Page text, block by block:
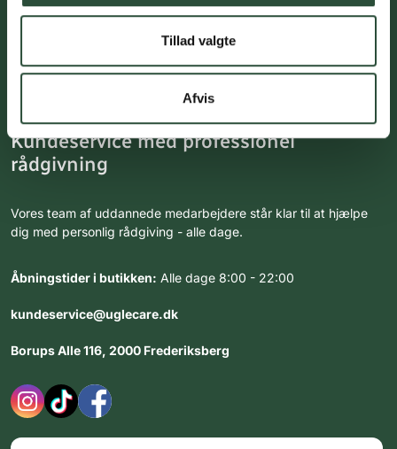
Tillad valgte
Afvis
Du skal acceptere cookies for at kunne tilmelde dig vores
Kundeservice med professionel
rådgivning
Vores team af uddannede medarbejdere står klar til at hjælpe
dig med personlig rådgiving - alle dage.
Åbningstider i butikken: Alle dage 8:00 - 22:00
kundeservice@uglecare.dk
Borups Alle 116, 2000 Frederiksberg